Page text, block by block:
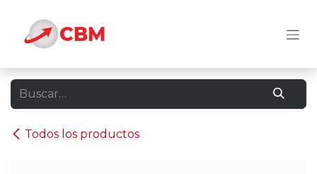
Todos los productos